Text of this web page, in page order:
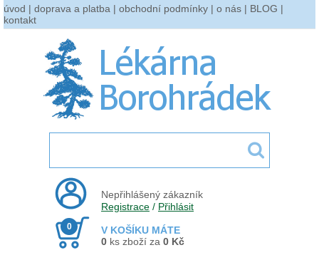
úvod | doprava a platba | obchodní podmínky | o nás | BLOG |
kontakt
Nepřihlášený zákazník
Registrace / Přihlásit
V KOŠÍKU MÁTE
0
0 ks zboží za 0 Kč